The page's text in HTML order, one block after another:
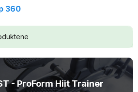
360
- ProForm Hiit Trainer